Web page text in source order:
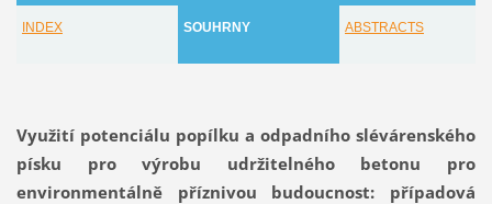
INDEX SOUHRNY ABSTRACTS
Využití potenciálu popílku a odpadního slévárenského
písku pro výrobu udržitelného betonu pro
environmentálně příznivou budoucnost: případová